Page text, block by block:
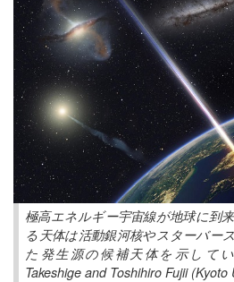
極高エネルギー宇宙線が地球に到
る天体は活動銀河核やスターバー
た発生源の候補天体を示して
Takeshige and Toshihiro Fujii (Kyoto